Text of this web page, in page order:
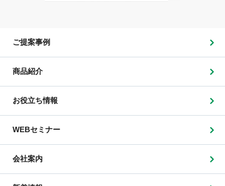
ご提案事例
商品紹介
お役立ち情報
WEBセミナー
会社案内